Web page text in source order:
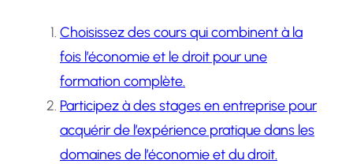
Choisissez des cours qui combinent à la
fois l’économie et le droit pour une
formation complète.
Participez à des stages en entreprise pour
acquérir de l’expérience pratique dans les
domaines de l’économie et du droit.